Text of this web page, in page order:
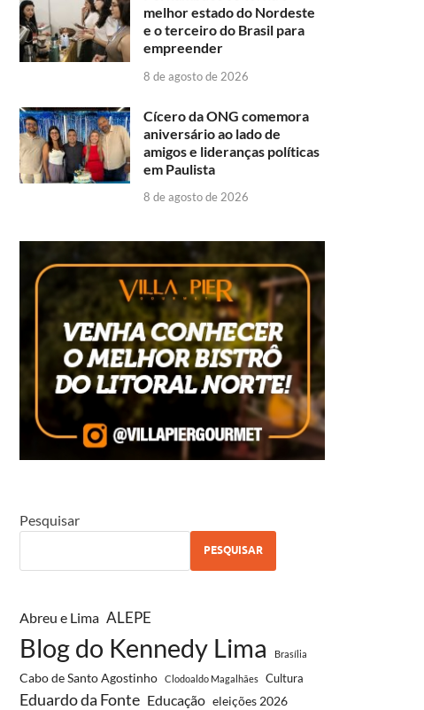
melhor estado do Nordeste
e o terceiro do Brasil para
empreender
8 de agosto de 2026
Cícero da ONG comemora
aniversário ao lado de
amigos e lideranças políticas
em Paulista
8 de agosto de 2026
Pesquisar
PESQUISAR
Abreu e Lima ALEPE
Blog do Kennedy Lima Brasília
Cabo de Santo Agostinho Clodoaldo Magalhães Cultura
Eduardo da Fonte Educação eleições 2026